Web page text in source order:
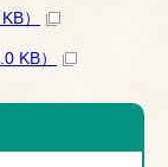
）
KB）